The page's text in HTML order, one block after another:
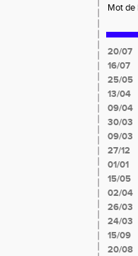
Mot de
20/07
16/07
25/05
13/04
09/04
30/03
09/03
27/12
01/01
15/05
02/04
26/03
24/03
15/09
20/08